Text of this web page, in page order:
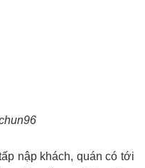
nập khách, quán có tới